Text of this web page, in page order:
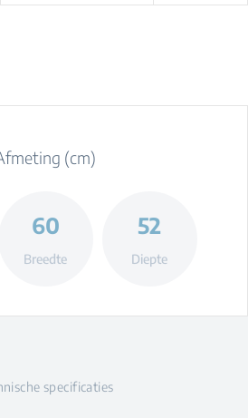
(cm)
60
Breedte
52
Diepte
specificaties